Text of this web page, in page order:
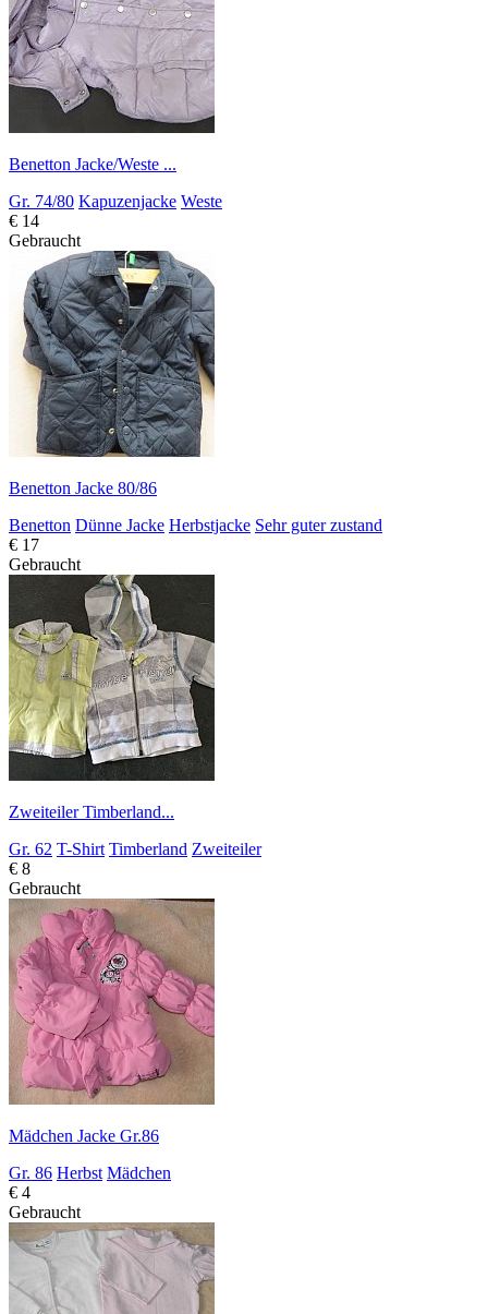
Benetton Jacke/Weste ...
Gr. 74/80 Kapuzenjacke Weste
€ 14
Gebraucht
Benetton Jacke 80/86
Benetton Dünne Jacke Herbstjacke Sehr guter zustand
€ 17
Gebraucht
Zweiteiler Timberland...
Gr. 62 T-Shirt Timberland Zweiteiler
€ 8
Gebraucht
Mädchen Jacke Gr.86
Gr. 86 Herbst Mädchen
€ 4
Gebraucht